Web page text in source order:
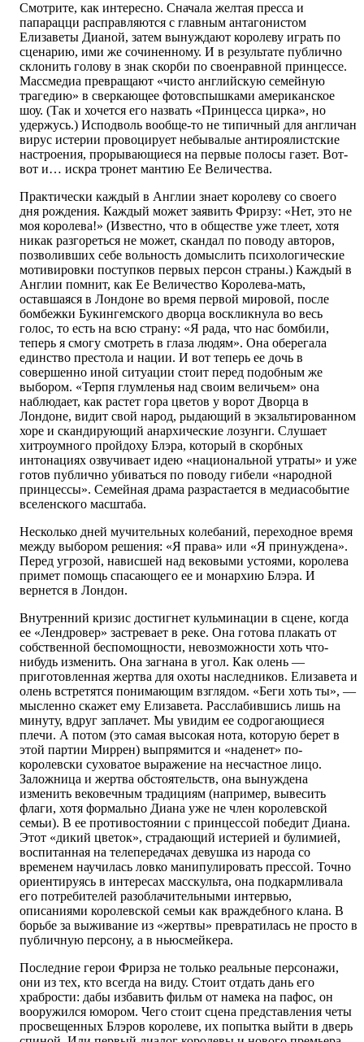
Смотрите, как интересно. Сначала желтая пресса и
папарацци расправляются с главным антагонистом
Елизаветы Дианой, затем вынуждают королеву играть по
сценарию, ими же сочиненному. И в результате публично
склонить голову в знак скорби по своенравной принцессе.
Массмедиа превращают «чисто английскую семейную
трагедию» в сверкающее фотовспышками американское
шоу. (Так и хочется его назвать «Принцесса цирка», но
удержусь.) Исподволь вообще-то не типичный для англичан
вирус истерии провоцирует небывалые антироялистские
настроения, прорывающиеся на первые полосы газет. Вот-
вот и… искра тронет мантию Ее Величества.
Практически каждый в Англии знает королеву со своего
дня рождения. Каждый может заявить Фрирзу: «Нет, это не
моя королева!» (Известно, что в обществе уже тлеет, хотя
никак разгореться не может, скандал по поводу авторов,
позволивших себе вольность домыслить психологические
мотивировки поступков первых персон страны.) Каждый в
Англии помнит, как Ее Величество Королева-мать,
оставшаяся в Лондоне во время первой мировой, после
бомбежки Букингемского дворца воскликнула во весь
голос, то есть на всю страну: «Я рада, что нас бомбили,
теперь я смогу смотреть в глаза людям». Она оберегала
единство престола и нации. И вот теперь ее дочь в
совершенно иной ситуации стоит перед подобным же
выбором. «Терпя глумленья над своим величьем» она
наблюдает, как растет гора цветов у ворот Дворца в
Лондоне, видит свой народ, рыдающий в экзальтированном
хоре и скандирующий анархические лозунги. Слушает
хитроумного пройдоху Блэра, который в скорбных
интонациях озвучивает идею «национальной утраты» и уже
готов публично убиваться по поводу гибели «народной
принцессы». Семейная драма разрастается в медиасобытие
вселенского масштаба.
Несколько дней мучительных колебаний, переходное время
между выбором решения: «Я права» или «Я принуждена».
Перед угрозой, нависшей над вековыми устоями, королева
примет помощь спасающего ее и монархию Блэра. И
вернется в Лондон.
Внутренний кризис достигнет кульминации в сцене, когда
ее «Лендровер» застревает в реке. Она готова плакать от
собственной беспомощности, невозможности хоть что-
нибудь изменить. Она загнана в угол. Как олень —
приготовленная жертва для охоты наследников. Елизавета и
олень встретятся понимающим взглядом. «Беги хоть ты», —
мысленно скажет ему Елизавета. Расслабившись лишь на
минуту, вдруг заплачет. Мы увидим ее содрогающиеся
плечи. А потом (это самая высокая нота, которую берет в
этой партии Миррен) выпрямится и «наденет» по-
королевски суховатое выражение на несчастное лицо.
Заложница и жертва обстоятельств, она вынуждена
изменить вековечным традициям (например, вывесить
флаги, хотя формально Диана уже не член королевской
семьи). В ее противостоянии с принцессой победит Диана.
Этот «дикий цветок», страдающий истерией и булимией,
воспитанная на телепередачах девушка из народа со
временем научилась ловко манипулировать прессой. Точно
ориентируясь в интересах масскульта, она подкармливала
его потребителей разоблачительными интервью,
описаниями королевской семьи как враждебного клана. В
борьбе за выживание из «жертвы» превратилась не просто в
публичную персону, а в ньюсмейкера.
Последние герои Фрирза не только реальные персонажи,
они из тех, кто всегда на виду. Стоит отдать дань его
храбрости: дабы избавить фильм от намека на пафос, он
вооружился юмором. Чего стоит сцена представления четы
просвещенных Блэров королеве, их попытка выйти в дверь